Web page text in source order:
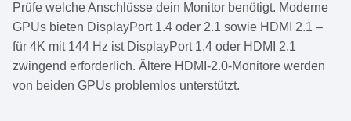
Prüfe welche Anschlüsse dein Monitor benötigt. Moderne
GPUs bieten DisplayPort 1.4 oder 2.1 sowie HDMI 2.1 –
für 4K mit 144 Hz ist DisplayPort 1.4 oder HDMI 2.1
zwingend erforderlich. Ältere HDMI-2.0-Monitore werden
von beiden GPUs problemlos unterstützt.